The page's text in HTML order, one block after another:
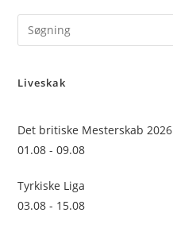
Liveskak
Det britiske Mesterskab 2026
01.08 - 09.08
Tyrkiske Liga
03.08 - 15.08